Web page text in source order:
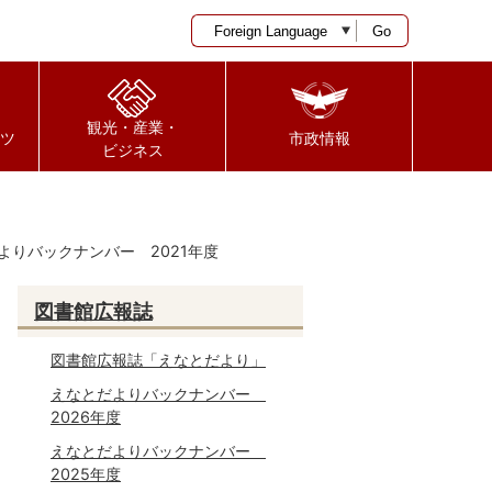
Go
観光・産業・
ビジネス
市政情報
りバックナンバー 2021年度
図書館広報誌
図書館広報誌「えなとだより」
えなとだよりバックナンバー
2026年度
えなとだよりバックナンバー
2025年度